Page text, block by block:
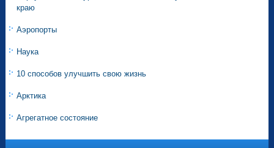
краю
Аэропорты
Наука
10 способов улучшить свою жизнь
Арктика
Агрегатное состояние